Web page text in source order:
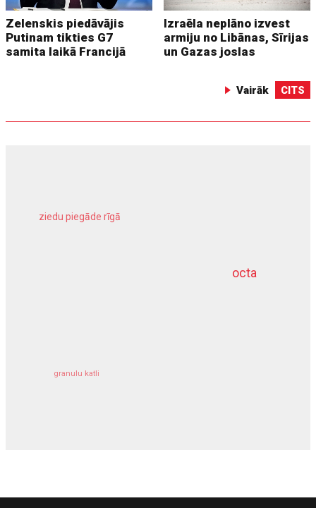
Zelenskis piedāvājis
Putinam tikties G7
samita laikā Francijā
Izraēla neplāno izvest
armiju no Libānas, Sīrijas
un Gazas joslas
Vairāk CITS
octa
ziedu piegāde rīgā
granulu katli
dziļurbums